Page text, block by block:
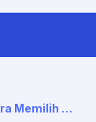
Biar Tidak Salah Pilih, Ini 8 Cara Memilih Kamera Terbaik Untuk Vlog